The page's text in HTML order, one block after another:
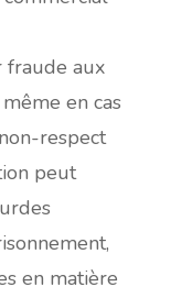
fraude aux
en cas
respect
peut
en matière